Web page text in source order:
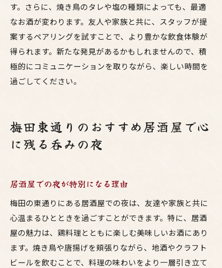
す。さらに、焼き鳥のタレや塩の種類によっても、最適
なお酒が変わります。友人や家族と共に、スタッフが提
案するペアリングを試すことで、より豊かな飲食体験が
得られます。新たな発見があるかもしれませんので、積
極的にコミュニケーションを取りながら、楽しい時間を
過ごしてください。
梅田東通りのおすすめ居酒屋で心
に残る呑みの夜
居酒屋での夜が特別になる理由
梅田の東通りにある居酒屋での夜は、友達や家族と共に
心温まるひとときを過ごすことができます。特に、居酒
屋の魅力は、鶏料理とともに楽しむ美味しいお酒にあり
ます。焼き鳥や唐揚げを頬張りながら、地酒やクラフト
ビールを飲むことで、料理の味わいをより一層引き立て